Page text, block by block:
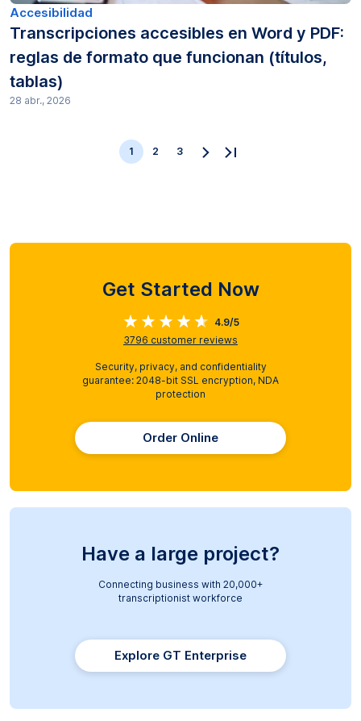
Accesibilidad
Transcripciones accesibles en Word y PDF:
reglas de formato que funcionan (títulos,
tablas)
28 abr., 2026
1 2 3
Get Started Now
4.9/5
3796 customer reviews
Security, privacy, and confidentiality
guarantee: 2048-bit SSL encryption, NDA
protection
Order Online
Have a large project?
Connecting business with 20,000+
transcriptionist workforce
Explore GT Enterprise